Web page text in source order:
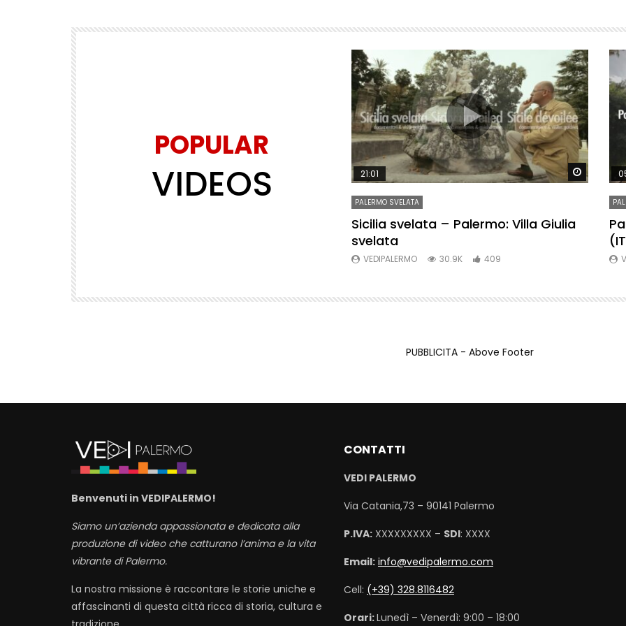
POPULAR
VIDEOS
Watch Later Watch Later Watch
21:01
PALERMO SVELATA
Sicilia svelata – Palermo: Villa Giulia
svelata
VEDIPALERMO 30.9K 409
PUBBLICITA - Above Footer
Benvenuti in VEDIPALERMO!
Siamo un’azienda appassionata e dedicata alla
produzione di video che catturano l’anima e la vita
vibrante di Palermo.
La nostra missione è raccontare le storie uniche e
affascinanti di questa città ricca di storia, cultura e
CONTATTI
VEDI PALERMO
Via Catania,73 – 90141 Palermo
P.IVA: XXXXXXXXX – SDI: XXXX
Email: info@vedipalermo.com
Cell: (+39) 328.8116482
Orari:Lunedì – Venerdì: 9:00 – 18:00